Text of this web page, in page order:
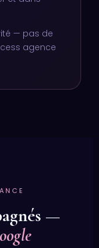
— pas de
agence
—